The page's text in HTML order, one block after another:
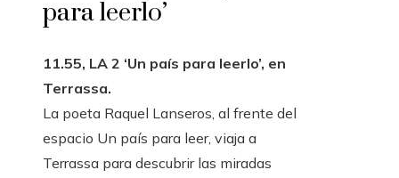
para leerlo’
11.55, LA 2 ‘Un país para leerlo’, en
Terrassa.
La poeta Raquel Lanseros, al frente del
espacio Un país para leer, viaja a
Terrassa para descubrir las miradas